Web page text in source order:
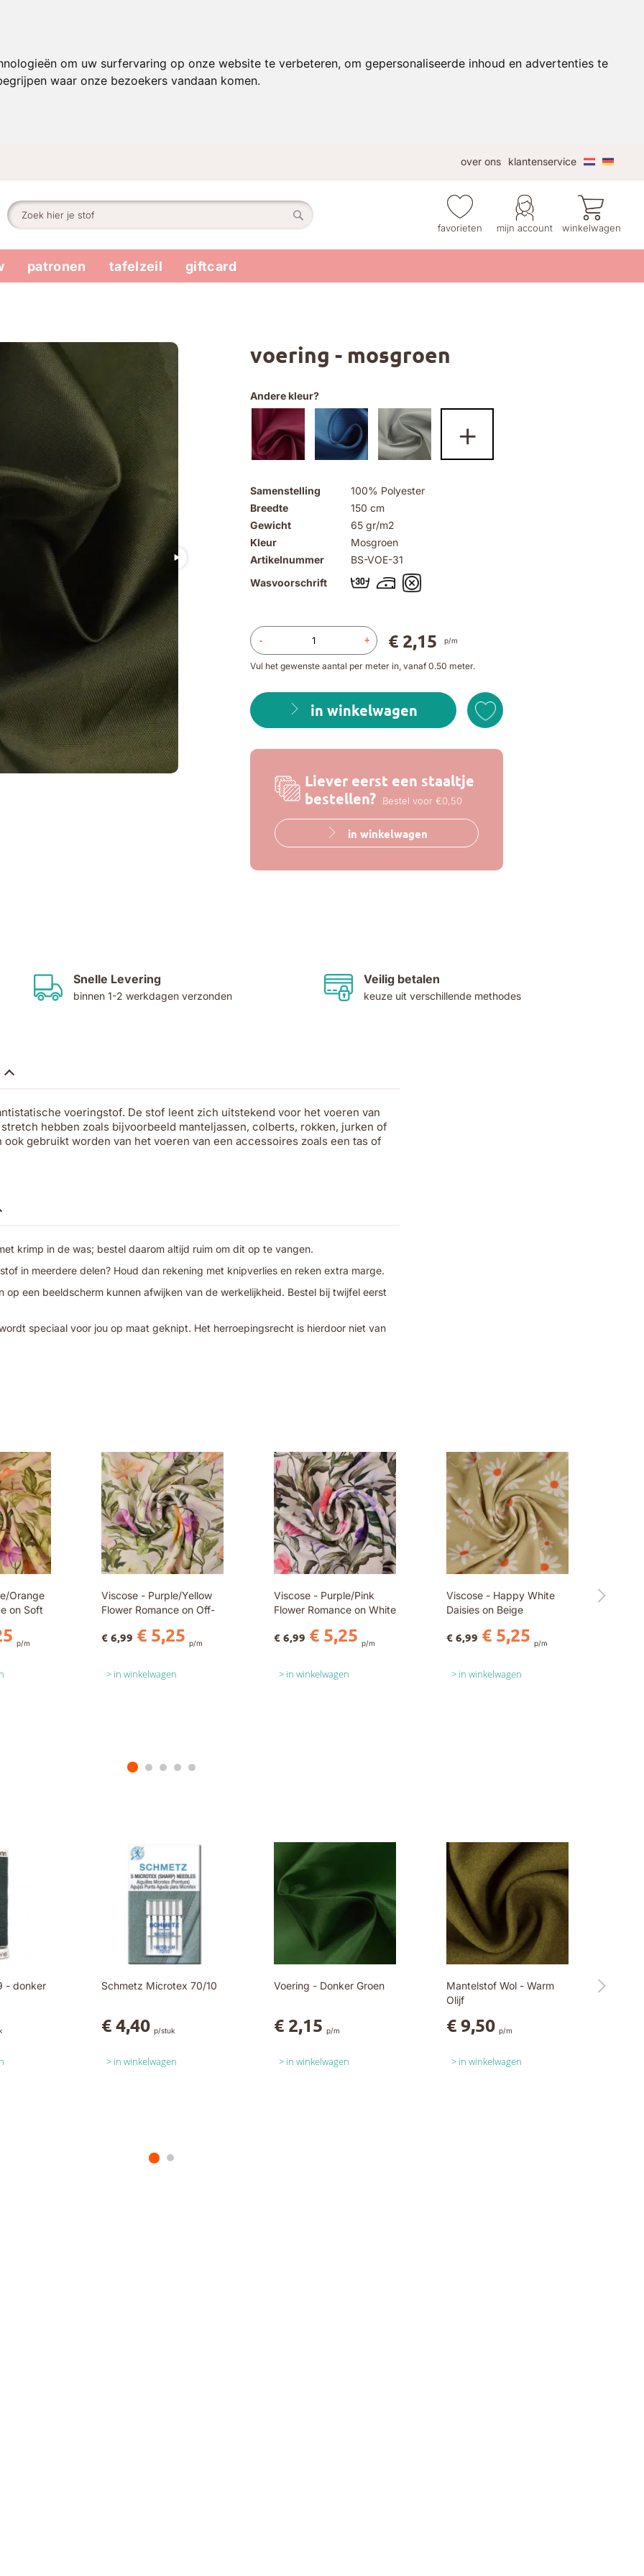
om uw surfervaring op onze website te verbeteren, om gepersonaliseerde inhoud en advertenties te
waar onze bezoekers vandaan komen.
over ons
klantenservice
Zoek mijn account
favorieten winkelwagen
patronen tafelzeil giftcard
voering - mosgroen
Samenstelling
100% Polyester
Breedte
150 cm
Gewicht
65 gr/m2
Kleur
Mosgroen
Artikelnummer
BS-VOE-31
Wasvoorschrift
- +
Vul het gewenste aantal per meter in, vanaf 0.50 meter.
in winkelwagen
Liever eerst een staaltje
bestellen?
Bestel voor €0,50
in winkelwagen
€ 2,15 p/m
Andere kleur?
+
Snelle Levering
binnen 1-2 werkdagen verzonden
Veilig betalen
keuze uit verschillende methodes
voeringstof. De stof leent zich uitstekend voor het voeren van
hebben zoals bijvoorbeeld manteljassen, colberts, rokken, jurken of
ook gebruikt worden van het voeren van een accessoires zoals een tas of
krimp in de was; bestel daarom altijd ruim om dit op te vangen.
in meerdere delen? Houd dan rekening met knipverlies en reken extra marge.
op een beeldscherm kunnen afwijken van de werkelijkheid. Bestel bij twijfel eerst
speciaal voor jou op maat geknipt. Het herroepingsrecht is hierdoor niet van
Orange
on Soft
p/m
Viscose - Purple/Yellow
Flower Romance on Off-
€ 5,25
€ 6,99 p/m
in winkelwagen
Viscose - Purple/Pink
Flower Romance on White
€ 5,25
€ 6,99 p/m
in winkelwagen
Viscose - Happy White
Daisies on Beige
€ 5,25
€ 6,99 p/m
in winkelwagen
- donker
Schmetz Microtex 70/10
€ 4,40 p/stuk
in winkelwagen
Voering - Donker Groen
€ 2,15 p/m
in winkelwagen
Mantelstof Wol - Warm
Olijf
€ 9,50 p/m
in winkelwagen